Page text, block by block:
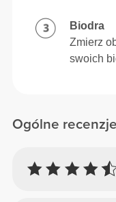
Ogólne recenzje
Biodra
Zmierz
swoich